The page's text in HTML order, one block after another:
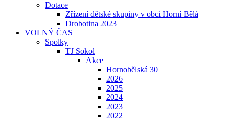
Dotace
Zřízení dětské skupiny v obci Horní Bělá
Drobotina 2023
VOLNÝ ČAS
Spolky
TJ Sokol
Akce
Hornobělská 30
2026
2025
2024
2023
2022